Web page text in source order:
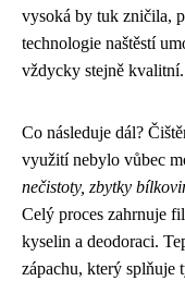
vysoká by tuk zničila,
technologie naštěstí
vždycky stejně kvalitní.
Co následuje dál?
využití nebylo vůbec
nečistoty, zbytky
Celý proces zahrnuje
kyselin a deodoraci.
zápachu, který splňuje